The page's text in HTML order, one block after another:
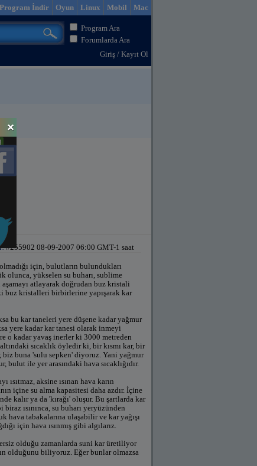
Mac
Mobil
Linux
Oyun
Program İndir
Program Ara
Forumlarda Ara
Giriş / Kayıt Ol
#255902 08-09-2007 06:00 GMT-1 saat
için, bulutların bulundukları
olunca, yükselen su buharı, sublime
atlayarak doğrudan buz kristali
buz kristalleri birbirlerine yapışarak kar
bu kar taneleri yere düşene kadar yağmur
yere kadar kar tanesi olarak inmeyi
o kadar yavaş inerler ki 3000 metreden
sıcaklık öyledir ki, bir kısmı kar, bir
biz buna 'sulu sepken' diyoruz. Yani yağmur
bulut ile yer arasındaki hava sıcaklığıdır.
ısıtmaz, aksine ısınan hava karın
içine su alma kapasitesi daha azdır. İçine
kalır ya da 'kırağı' oluşur. Bu şartlarda kar
ısınınca, su buharı yeryüzünden
tabakalarına ulaşabilir ve kar yağışı
için hava ısınmış gibi algılarız.
olduğu zamanlarda suni kar üretiliyor
olduğunu biliyoruz. Eğer bunlar olmazsa